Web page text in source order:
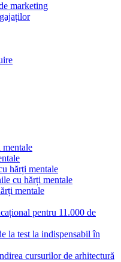
marketing
mentale
hărți mentale
cu hărți mentale
mentale
pentru 11.000 de
la test la indispensabil în
cursurilor de arhitectură